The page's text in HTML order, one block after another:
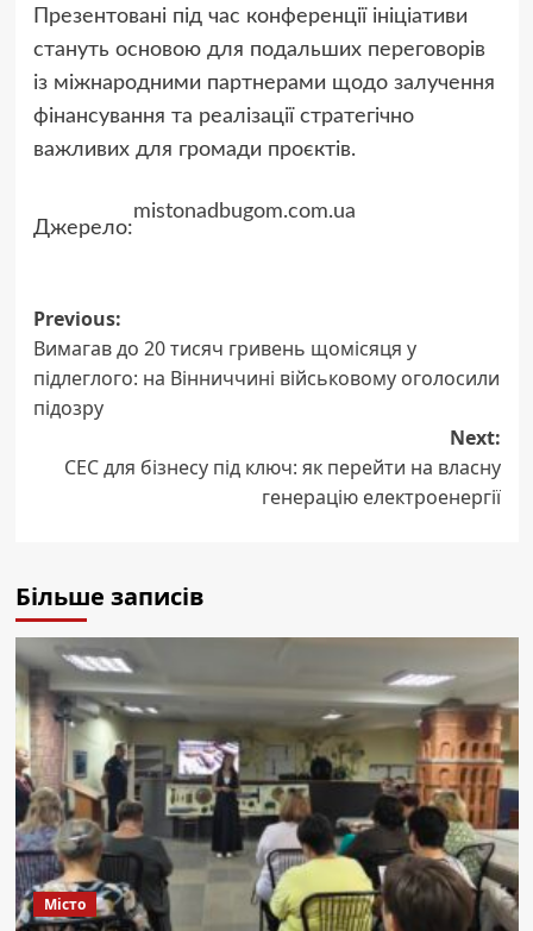
Презентовані під час конференції ініціативи
стануть основою для подальших переговорів
із міжнародними партнерами щодо залучення
фінансування та реалізації стратегічно
важливих для громади проєктів.
Джерело:
mistonadbugom.com.ua
Post
navigation
Previous:
Вимагав до 20 тисяч гривень щомісяця у
підлеглого: на Вінниччині військовому оголосили
підозру
Next:
СЕС для бізнесу під ключ: як перейти на власну
генерацію електроенергії
Більше записів
Місто